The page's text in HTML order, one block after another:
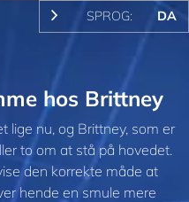
SPROG: DA
hos Brittney
lige nu, og Brittney, som er
to om at stå på hovedet.
den korrekte måde at
hende en smule mere